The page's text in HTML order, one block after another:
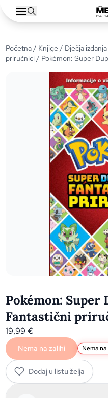
Početna/ Knjige / Dječja izdanja
priručnici/ Pokémon: Super
Pokémon: Super
Fantastični
19,99€
Nema na zalihi Nema
Dodaj u listu želja